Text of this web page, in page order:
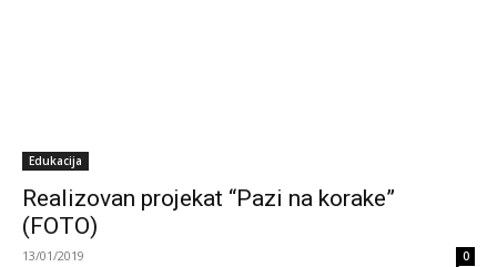
Edukacija
Realizovan projekat “Pazi na korake”
(FOTO)
13/01/2019 0